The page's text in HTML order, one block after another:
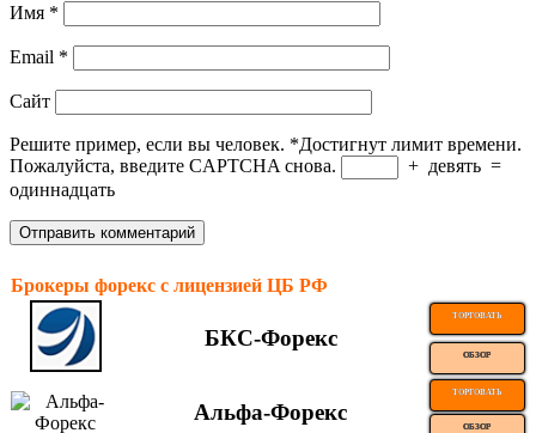
Имя *
Email *
Сайт
Решите пример, если вы человек. *Достигнут лимит времени.
Пожалуйста, введите CAPTCHA снова.
+ девять =
одиннадцать
Брокеры форекс с лицензией ЦБ РФ
БКС-Форекс
ТОРГОВАТЬ
ОБЗОР
Альфа-Форекс
ТОРГОВАТЬ
ОБЗОР